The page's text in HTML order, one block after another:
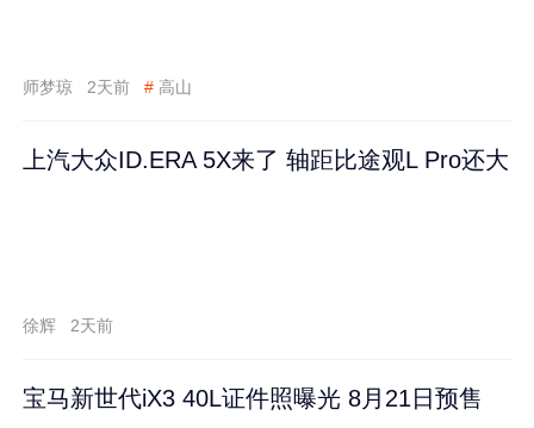
师梦琼 2天前 # 高山
上汽大众ID.ERA 5X来了 轴距比途观L Pro还大
徐辉 2天前
宝马新世代iX3 40L证件照曝光 8月21日预售